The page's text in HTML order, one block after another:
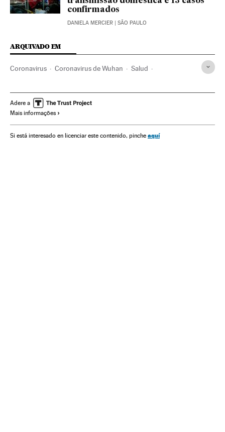
confirmados
DANIELA MERCIER | SÃO PAULO
ARQUIVADO EM
Coronavirus Coronavirus de Wuhan Salud
Enfermedades respiratorias
Microbiología
Adere a
Mais informações
Si está interesado en licenciar este contenido, pinche aquí